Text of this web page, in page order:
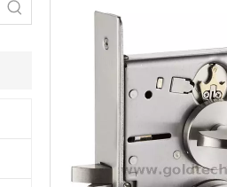
Serie de puertas
Cerradura de
Cilindro de
Sistema de dosel
Sistema de